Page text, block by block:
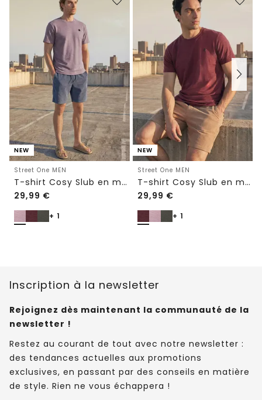
NEW
Street One MEN
T-shirt Cosy Slub en maille texturée
29,99 €
+ 1
NEW
Street One MEN
T-shirt Cosy Slub en maille texturée
29,99 €
+ 1
Inscription à la newsletter
Rejoignez dès maintenant la communauté de la
newsletter !
Restez au courant de tout avec notre newsletter :
des tendances actuelles aux promotions
exclusives, en passant par des conseils en matière
de style. Rien ne vous échappera !